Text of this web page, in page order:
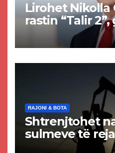
Lirohet Nikolla
rastin “Talir
akuzat për
paligjshëm të
RAJONI & BOTA
Shtrenjtohet
sulmeve të reja